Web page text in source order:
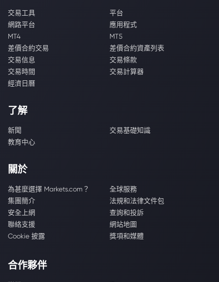
交易工具
平台
網路平台
應用程式
MT4
MT5
差價合約交易
差價合約資產列表
交易信息
交易條款
交易時間
交易計算器
經濟日曆
了解
新聞
交易基礎知識
教育中心
關於
為甚麼選擇 Markets.com？
全球服務
集團簡介
法規和法律文件包
安全上網
查詢和投訴
聯絡支援
網站地圖
Cookie 披露
獎項和媒體
合作夥伴